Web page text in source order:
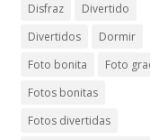
Disfraz
Divertido
Divertidos
Dormir
Foto bonita
Foto
Fotos bonitas
Fotos divertidas